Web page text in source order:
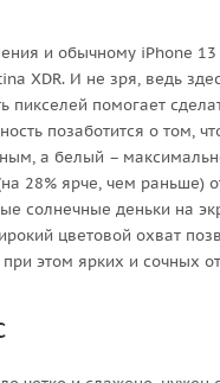
и обычному iPhone 13
XDR. И не зря, ведь
пикселей помогает
позаботится о том,
а белый –
28% ярче, чем раньше)
солнечные деньки на
цветовой охват
этом ярких и сочных